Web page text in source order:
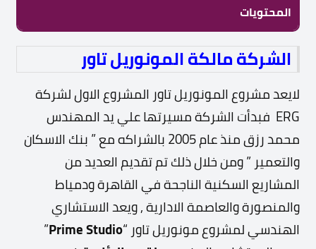
المحتويات
الشركة مالكة المونوريل تاور
لايعد مشروع المونوريل تاور المشروع الاول لشركة
ERG فبدأت الشركة مسيرتها علي يد المهندس
محمد رزق منذ عام 2005 بالشراكه مع ” بنك الاسكان
والتعمير ” ومن خلال ذلك تم تقديم العديد من
المشاريع السكنية الناجحة في القاهرة ودمياط
والمنصورة والعاصمة الادارية , ويعد الاستشاري
الهندسي لمشروع مونوريل تاور “Prime Studio
”